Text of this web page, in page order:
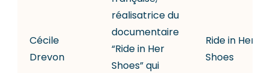
Cécile
Drevon
réalisatrice du
documentaire
“Ride in Her
Shoes” qui
Ride in Her
Shoes